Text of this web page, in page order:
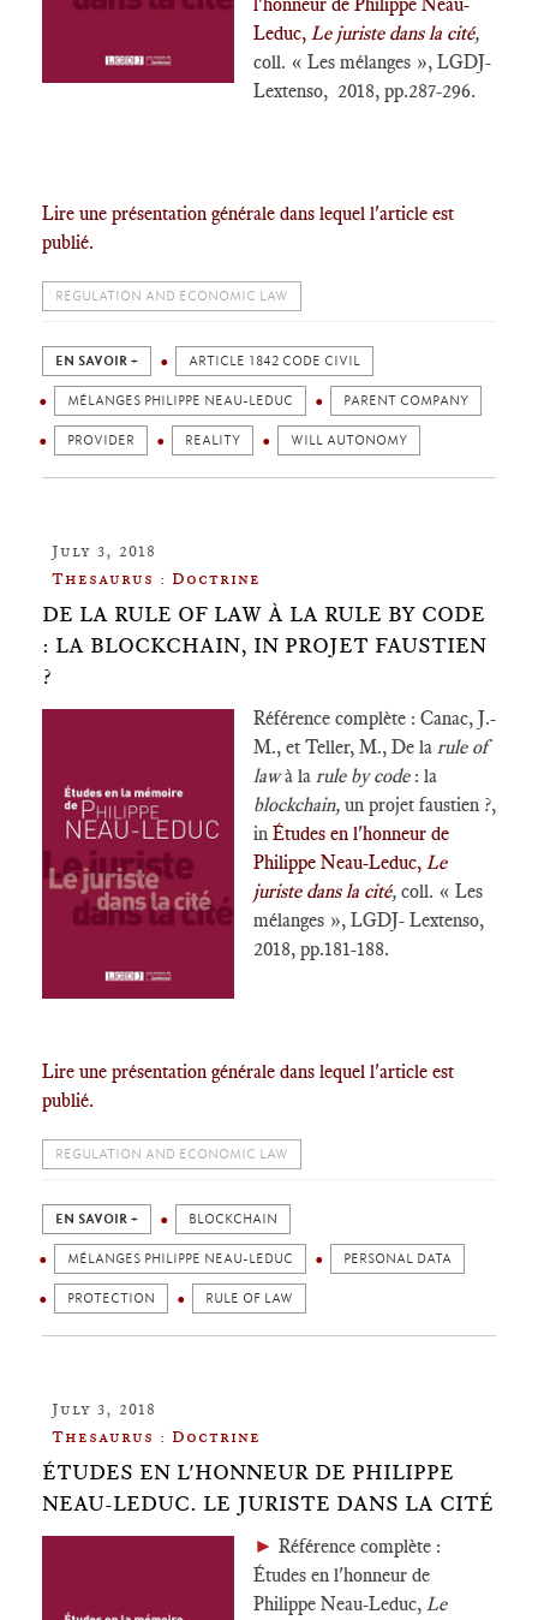
Leduc, Le juriste dans la cité,
coll. « Les mélanges », LGDJ-
Lextenso, 2018, pp.287-296.
Lire une présentation générale dans lequel l'article est
publié.
REGULATION AND ECONOMIC LAW
EN SAVOIR + ARTICLE 1842 CODE CIVIL
MÉLANGES PHILIPPE NEAU-LEDUC PARENT COMPANY
PROVIDER REALITY WILL AUTONOMY
July 3, 2018
Thesaurus : Doctrine
DE LA RULE OF LAW À LA RULE BY CODE
: LA BLOCKCHAIN, IN PROJET FAUSTIEN
?
Référence complète : Canac, J.-
M., et Teller, M., De la rule of
lawà la rule by code: la
blockchain, un projet faustien ?,
in Études en l'honneur de
Philippe Neau-Leduc, Le
juriste dans la cité, coll. « Les
mélanges », LGDJ- Lextenso,
2018, pp.181-188.
Lire une présentation générale dans lequel l'article est
publié.
REGULATION AND ECONOMIC LAW
EN SAVOIR + BLOCKCHAIN
MÉLANGES PHILIPPE NEAU-LEDUC PERSONAL DATA
PROTECTION RULE OF LAW
July 3, 2018
Thesaurus : Doctrine
ÉTUDES EN L'HONNEUR DE PHILIPPE
NEAU-LEDUC. LE JURISTE DANS LA CITÉ
► Référence complète :
Études en l'honneur de
Philippe Neau-Leduc, Le